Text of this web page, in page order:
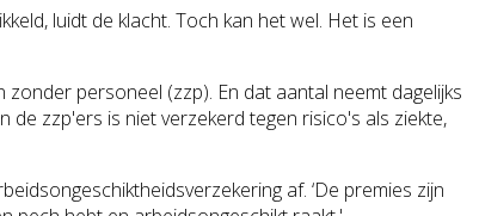
luidt de klacht. Toch kan het wel. Het is een
personeel (zzp). En dat aantal neemt dagelijks
zzp'ers is niet verzekerd tegen risico's als ziekte,
ktheidsverzekering af. ‘De premies zijn